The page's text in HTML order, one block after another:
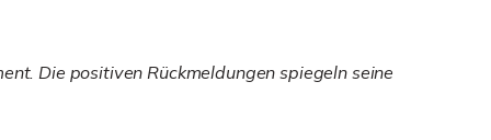
Die positiven Rückmeldungen spiegeln seine